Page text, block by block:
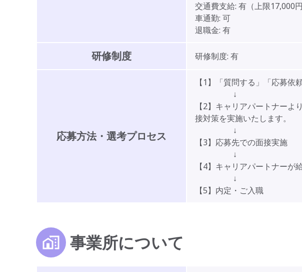
交通費支給: 有（上限17,000円
車通勤: 可
退職金: 有
研修制度 研修制度: 有
応募方法・選考プロセス
【1】「質問する」「応募依
↓
【2】キャリアパートナー
接対策を実施いたします。
↓
【3】応募先での面接実施
↓
【4】キャリアパートナーが
↓
【5】内定・ご入職
事業所について